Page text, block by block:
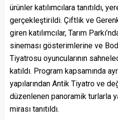
ürünler katılımcılara tanıtıldı,
gerçekleştirildi. Çiftlik ve
giren katılımcılar, Tarım
sineması gösterimlerine ve
Tiyatrosu oyuncularının
katıldı. Program kapsamında
yapılarından Antik Tiyatro ve
düzenlenen panoramik turlarla
mirası tanıtıldı.